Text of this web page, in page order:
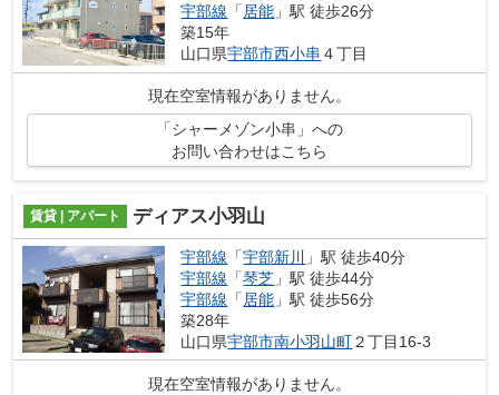
宇部線 「 居能 」駅 徒歩26分
築15年
山口県宇部市西小串 ４丁目
現在空室情報がありません。
「シャーメゾン小串」への
お問い合わせはこちら
賃貸 | アパート ディアス小羽山
宇部線 「宇部新川
」駅 徒歩40分
宇部線 「琴芝 」駅 徒歩44分
宇部線 「 居能 」駅 徒歩56分
築28年
山口県宇部市南小羽山町２丁目16-3
現在空室情報がありません。